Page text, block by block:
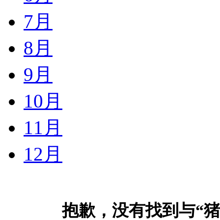
7月
8月
9月
10月
11月
12月
抱歉，没有找到与“